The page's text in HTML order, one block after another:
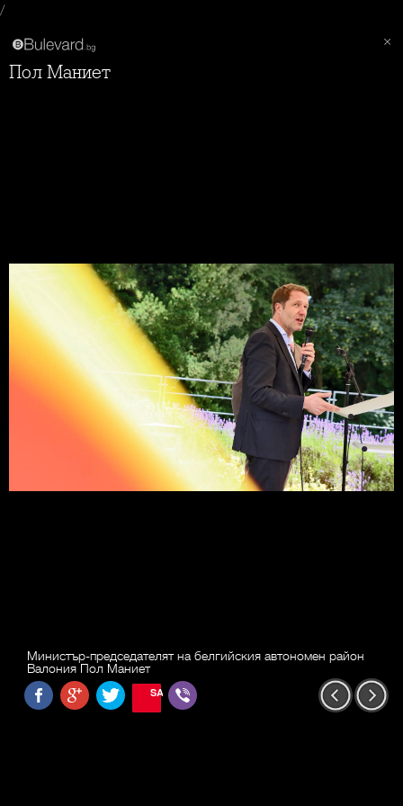
/
Пол Маниет
Министър-председателят на белгийския автономен район
Валония Пол Маниет
SAVE